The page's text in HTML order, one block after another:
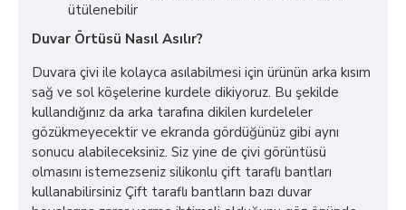
ütülenebilir
Duvar Örtüsü Nasıl Asılır?
Duvara çivi ile kolayca asılabilmesi için ürünün arka kısım
sağ ve sol köşelerine kurdele dikiyoruz. Bu şekilde
kullandığınız da arka tarafına dikilen kurdeleler
gözükmeyecektir ve ekranda gördüğünüz gibi aynı
sonucu alabileceksiniz. Siz yine de çivi görüntüsü
olmasını istemezseniz silikonlu çift taraflı bantları
kullanabilirsiniz Çift taraflı bantların bazı duvar